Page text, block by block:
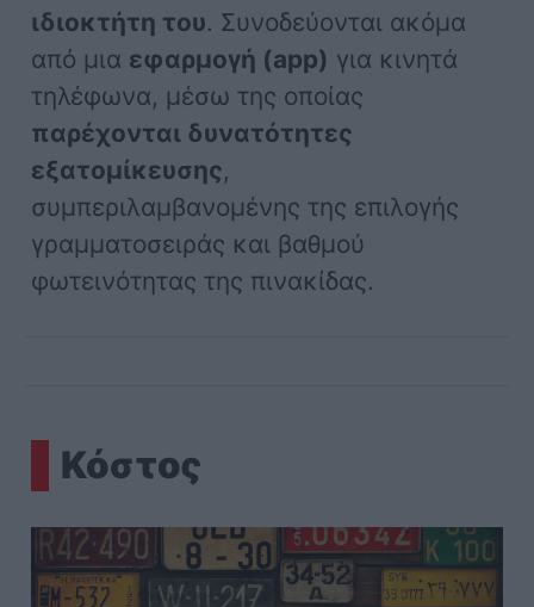
ιδιοκτήτη του. Συνοδεύονται ακόμα
από μια εφαρμογή (app) για κινητά
τηλέφωνα, μέσω της οποίας
παρέχονται δυνατότητες
εξατομίκευσης,
συμπεριλαμβανομένης της επιλογής
γραμματοσειράς και βαθμού
φωτεινότητας της πινακίδας.
Κόστος